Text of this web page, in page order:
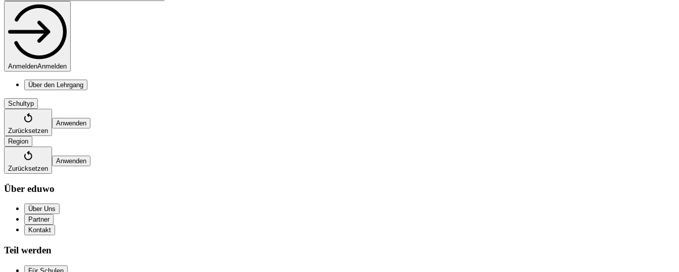
AnmeldenAnmelden
Über den Lehrgang
Schultyp
Zurücksetzen
Anwenden
Region
Zurücksetzen
Anwenden
Über eduwo
Über Uns
Partner
Kontakt
Teil werden